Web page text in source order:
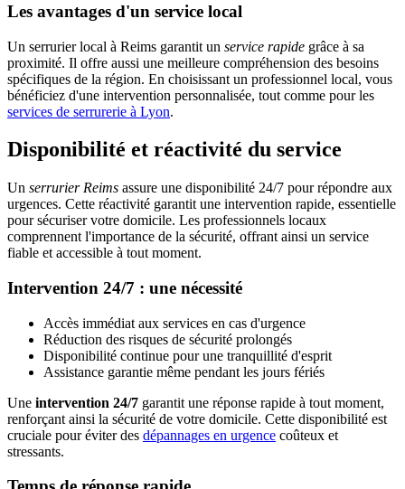
Les avantages d'un service local
Un serrurier local à Reims garantit un service rapide grâce à sa
proximité. Il offre aussi une meilleure compréhension des besoins
spécifiques de la région. En choisissant un professionnel local, vous
bénéficiez d'une intervention personnalisée, tout comme pour les
services de serrurerie à Lyon.
Disponibilité et réactivité du service
Un serrurier Reims assure une disponibilité 24/7 pour répondre aux
urgences. Cette réactivité garantit une intervention rapide, essentielle
pour sécuriser votre domicile. Les professionnels locaux
comprennent l'importance de la sécurité, offrant ainsi un service
fiable et accessible à tout moment.
Intervention 24/7 : une nécessité
Accès immédiat aux services en cas d'urgence
Réduction des risques de sécurité prolongés
Disponibilité continue pour une tranquillité d'esprit
Assistance garantie même pendant les jours fériés
Une intervention 24/7 garantit une réponse rapide à tout moment,
renforçant ainsi la sécurité de votre domicile. Cette disponibilité est
cruciale pour éviter des dépannages en urgence coûteux et
stressants.